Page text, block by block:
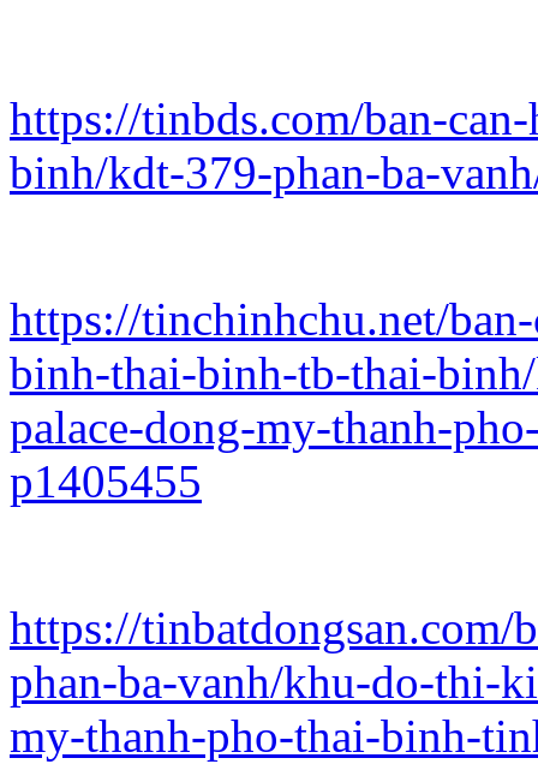
https://tinbds.com/ban-
binh/kdt-379-phan-ba-
https://tinchinhchu.net/
binh-thai-binh-tb-thai-
palace-dong-my-thanh-
p1405455
https://tinbatdongsan.com/
phan-ba-vanh/khu-do-thi-
my-thanh-pho-thai-binh-